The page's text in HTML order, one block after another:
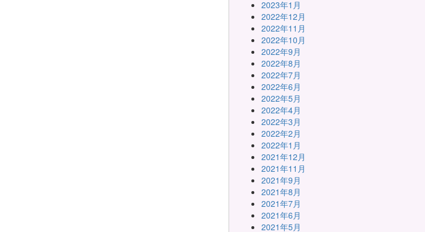
2023年1月
2022年12月
2022年11月
2022年10月
2022年9月
2022年8月
2022年7月
2022年6月
2022年5月
2022年4月
2022年3月
2022年2月
2022年1月
2021年12月
2021年11月
2021年9月
2021年8月
2021年7月
2021年6月
2021年5月